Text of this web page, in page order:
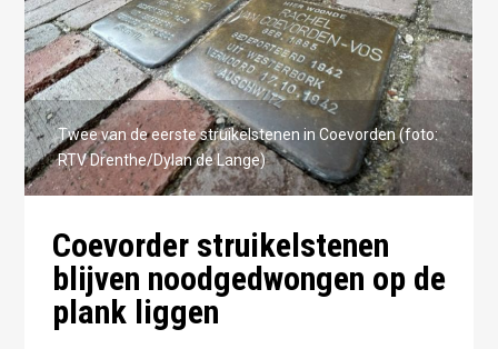
Twee van de eerste struikelstenen in Coevorden (foto:
RTV Drenthe/Dylan de Lange)
Coevorder struikelstenen
blijven noodgedwongen op de
plank liggen